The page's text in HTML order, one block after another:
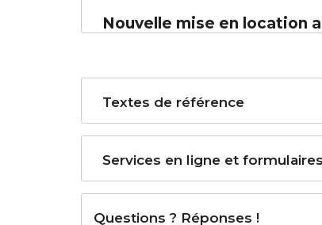
Nouvelle mise en location
Textes de référence
Services en ligne et formulaires
Questions ? Réponses !